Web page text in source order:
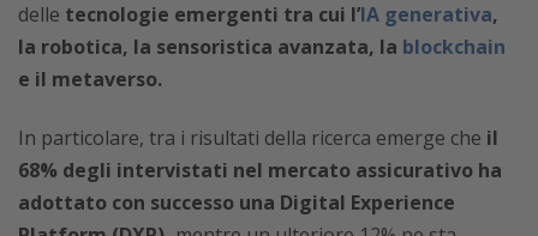
delle tecnologie emergenti tra cui l’IA generativa,
la robotica, la sensoristica avanzata, la blockchain
e il metaverso.
In particolare, tra i risultati della ricerca emerge che il
68% degli intervistati nel mercato assicurativo ha
adottato con successo una Digital Experience